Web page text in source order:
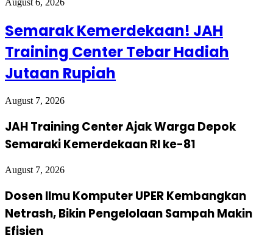
Semarak Kemerdekaan! JAH
Training Center Tebar Hadiah
Jutaan Rupiah
August 7, 2026
JAH Training Center Ajak Warga Depok
Semaraki Kemerdekaan RI ke-81
August 7, 2026
Dosen Ilmu Komputer UPER Kembangkan
Netrash, Bikin Pengelolaan Sampah Makin
Efisien